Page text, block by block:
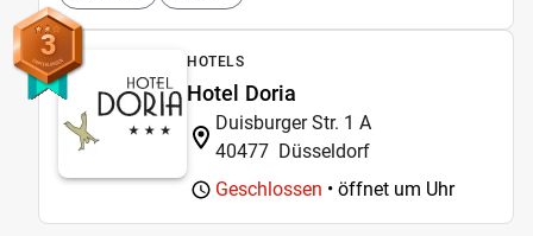
3 HOTELS
Hotel Doria
Duisburger Str. 1 A
40477 Düsseldorf
Geschlossen • öffnet um Uhr